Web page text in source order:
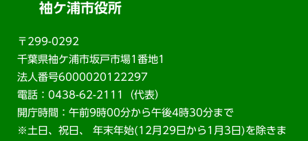
袖ケ浦市役所
〒299-0292
千葉県袖ケ浦市坂戸市場1番地1
法人番号6000020122297
電話：0438-62-2111（代表）
開庁時間：午前9時00分から午後4時30分まで
※土日、祝日、 年末年始(12月29日から1月3日)を除きま